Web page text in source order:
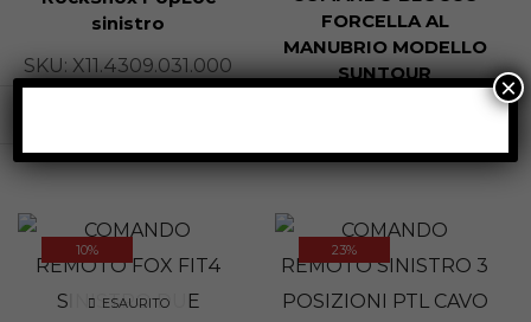
sinistro
SKU:X11.4309.031.000
FORCELLA AL
MANUBRIO MODELLO
SUNTOUR
€38,00 €29,90
10%
ESAURITO
23%
×